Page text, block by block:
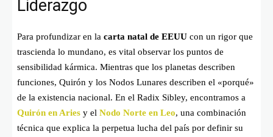
Liderazgo
Para profundizar en la carta natal de EEUU con un rigor que
trascienda lo mundano, es vital observar los puntos de
sensibilidad kármica. Mientras que los planetas describen
funciones, Quirón y los Nodos Lunares describen el «porqué»
de la existencia nacional. En el Radix Sibley, encontramos a
Quirón en Aries y el Nodo Norte en Leo, una combinación
técnica que explica la perpetua lucha del país por definir su